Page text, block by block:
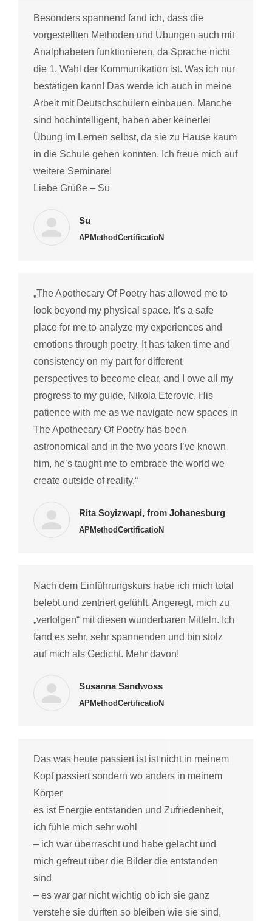
Besonders spannend fand ich, dass die
vorgestellten Methoden und Übungen auch mit
Analphabeten funktionieren, da Sprache nicht
die 1. Wahl der Kommunikation ist. Was ich nur
bestätigen kann! Das werde ich auch in meine
Arbeit mit Deutschschülern einbauen. Manche
sind hochintelligent, haben aber keinerlei
Übung im Lernen selbst, da sie zu Hause kaum
in die Schule gehen konnten. Ich freue mich auf
weitere Seminare!
Liebe Grüße – Su
Su
APMethodCertificatioN
„The Apothecary Of Poetry has allowed me to
look beyond my physical space. It’s a safe
place for me to analyze my experiences and
emotions through poetry. It has taken time and
consistency on my part for different
perspectives to become clear, and I owe all my
progress to my guide, Nikola Eterovic. His
patience with me as we navigate new spaces in
The Apothecary Of Poetry has been
astronomical and in the two years I’ve known
him, he’s taught me to embrace the world we
create outside of reality.“
Rita Soyizwapi, from Johanesburg
APMethodCertificatioN
Nach dem Einführungskurs habe ich mich total
belebt und zentriert gefühlt. Angeregt, mich zu
„verfolgen“ mit diesen wunderbaren Mitteln. Ich
fand es sehr, sehr spannenden und bin stolz
auf mich als Gedicht. Mehr davon!
Susanna Sandwoss
APMethodCertificatioN
Das was heute passiert ist ist nicht in meinem
Kopf passiert sondern wo anders in meinem
Körper
es ist Energie entstanden und Zufriedenheit,
ich fühle mich sehr wohl
– ich war überrascht und habe gelacht und
mich gefreut über die Bilder die entstanden
sind
– es war gar nicht wichtig ob ich sie ganz
verstehe sie durften so bleiben wie sie sind,